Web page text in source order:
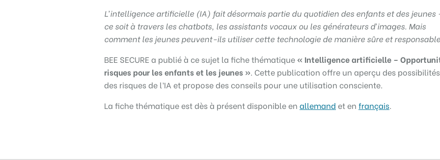
L’intelligence artificielle (IA) fait désormais partie du quotidien des enfants et des jeunes
ce soit à travers les chatbots, les assistants vocaux ou les générateurs d’images. Mais
comment les jeunes peuvent-ils utiliser cette technologie de manière sûre et
BEE SECURE a publié à ce sujet la fiche thématique « Intelligence artificielle –
risques pour les enfants et les jeunes ». Cette publication offre un aperçu des
des risques de l’IA et propose des conseils pour une utilisation consciente.
La fiche thématique est dès à présent disponible en allemand et en français.